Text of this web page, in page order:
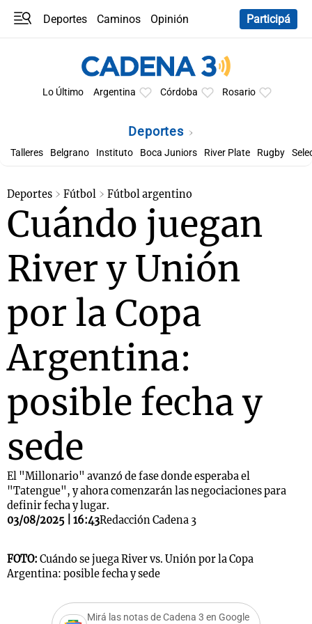
Deportes Caminos
Opinión
Participá
Lo Último Argentina Córdoba Rosario
Deportes
Talleres Belgrano Instituto Boca Juniors River Plate Rugby
Deportes Fútbol Fútbol argentino
Cuándo juegan
River y Unión
por la Copa
Argentina:
posible fecha y
sede
El "Millonario" avanzó de fase donde esperaba el
"Tatengue", y ahora comenzarán las negociaciones para
definir fecha y lugar.
03/08/2025 | 16:43Redacción Cadena 3
FOTO: Cuándo se juega River vs. Unión por la Copa
Argentina: posible fecha y sede
Mirá las notas de Cadena 3 en Google